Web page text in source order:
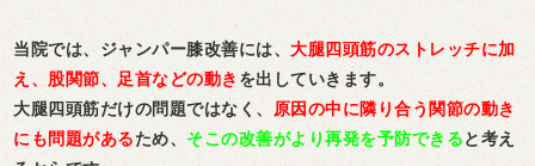
当院では、ジャンパー膝改善には、 大腿四頭筋のストレッチに加
え、股関節、足首などの動き を出していきます。
大腿四頭筋だけの問題ではなく、 原因の中に隣り合う関節の動き
にも問題があるため、 そこの改善がより再発を予防できると考え